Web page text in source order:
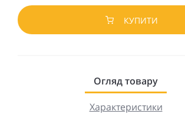
КУПИТИ
Огляд товару
Характеристики